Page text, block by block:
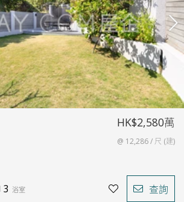
HK$2,580萬
@ 12,286 / 尺 (建)
3 浴室 查詢